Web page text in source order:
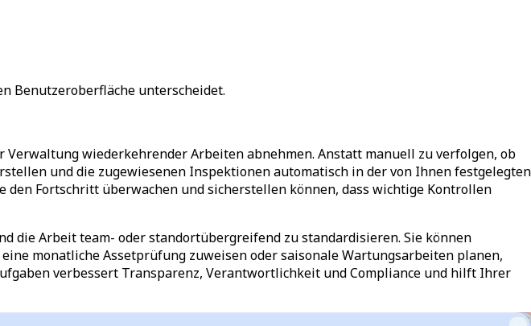
Benutzeroberfläche unterscheidet.
wiederkehrender Arbeiten abnehmen. Anstatt manuell zu verfolgen, ob
und die zugewiesenen Inspektionen automatisch in der von Ihnen festgelegten
den Fortschritt überwachen und sicherstellen können, dass wichtige Kontrollen
die Arbeit team- oder standortübergreifend zu standardisieren. Sie können
monatliche Assetprüfung zuweisen oder saisonale Wartungsarbeiten planen,
verbessert Transparenz, Verantwortlichkeit und Compliance und hilft Ihrer